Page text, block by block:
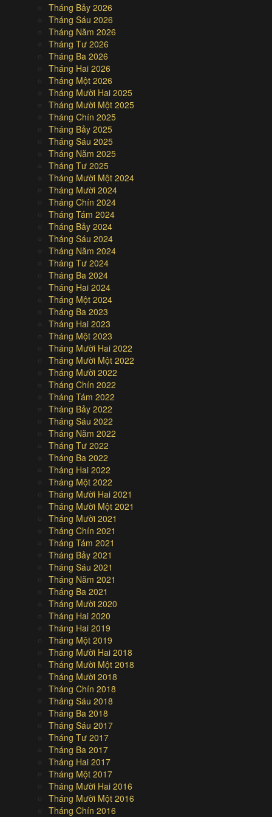
Tháng Bảy 2026
Tháng Sáu 2026
Tháng Năm 2026
Tháng Tư 2026
Tháng Ba 2026
Tháng Hai 2026
Tháng Một 2026
Tháng Mười Hai 2025
Tháng Mười Một 2025
Tháng Chín 2025
Tháng Bảy 2025
Tháng Sáu 2025
Tháng Năm 2025
Tháng Tư 2025
Tháng Mười Một 2024
Tháng Mười 2024
Tháng Chín 2024
Tháng Tám 2024
Tháng Bảy 2024
Tháng Sáu 2024
Tháng Năm 2024
Tháng Tư 2024
Tháng Ba 2024
Tháng Hai 2024
Tháng Một 2024
Tháng Ba 2023
Tháng Hai 2023
Tháng Một 2023
Tháng Mười Hai 2022
Tháng Mười Một 2022
Tháng Mười 2022
Tháng Chín 2022
Tháng Tám 2022
Tháng Bảy 2022
Tháng Sáu 2022
Tháng Năm 2022
Tháng Tư 2022
Tháng Ba 2022
Tháng Hai 2022
Tháng Một 2022
Tháng Mười Hai 2021
Tháng Mười Một 2021
Tháng Mười 2021
Tháng Chín 2021
Tháng Tám 2021
Tháng Bảy 2021
Tháng Sáu 2021
Tháng Năm 2021
Tháng Ba 2021
Tháng Mười 2020
Tháng Hai 2020
Tháng Hai 2019
Tháng Một 2019
Tháng Mười Hai 2018
Tháng Mười Một 2018
Tháng Mười 2018
Tháng Chín 2018
Tháng Sáu 2018
Tháng Ba 2018
Tháng Sáu 2017
Tháng Tư 2017
Tháng Ba 2017
Tháng Hai 2017
Tháng Một 2017
Tháng Mười Hai 2016
Tháng Mười Một 2016
Tháng Chín 2016